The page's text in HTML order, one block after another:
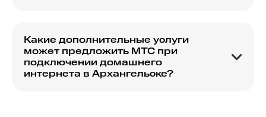
тарифа на сайте.
Какие дополнительные услуги
может предложить МТС при
подключении домашнего
интернета в Архангельске?